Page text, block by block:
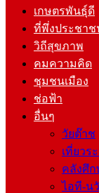
เกษตรพันธุ์ดี
ที่พึ่งประชาช
วิถีสุขภาพ
คมความคิด
ชุมชนเมือง
ช่อฟ้า
อื่นๆ
วัยต๊าช
เที่ยวระ
คลังศึก
ไอที-น